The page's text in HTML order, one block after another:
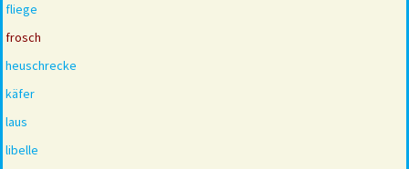
fliege
frosch
heuschrecke
käfer
laus
libelle